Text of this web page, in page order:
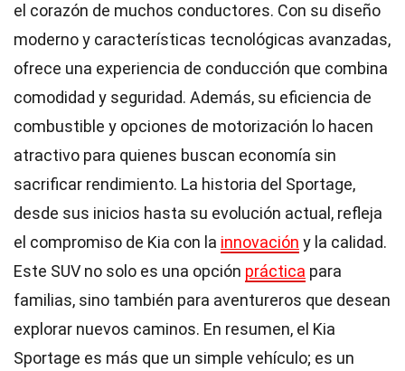
el corazón de muchos conductores. Con su diseño
moderno y características tecnológicas avanzadas,
ofrece una experiencia de conducción que combina
comodidad y seguridad. Además, su eficiencia de
combustible y opciones de motorización lo hacen
atractivo para quienes buscan economía sin
sacrificar rendimiento. La historia del Sportage,
desde sus inicios hasta su evolución actual, refleja
el compromiso de Kia con la innovación y la calidad.
Este SUV no solo es una opción práctica para
familias, sino también para aventureros que desean
explorar nuevos caminos. En resumen, el Kia
Sportage es más que un simple vehículo; es un